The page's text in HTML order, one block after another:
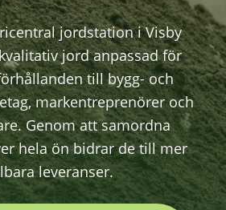
jordstation i Visby
jord anpassad för
till bygg- och
markentreprenörer och
Genom att samordna
hela ön bidrar de till mer
leveranser.